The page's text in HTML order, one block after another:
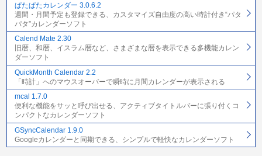
ぱたぱたカレンダー 3.0.6.2
週間・月間予定も登録できる、カスタマイズ自由度の高い時計付き“パタ
パタ”カレンダーソフト
Calend Mate 2.30
旧暦、和暦、イスラム暦など、さまざまな暦を表示できる多機能カレン
ダーソフト
QuickMonth Calendar 2.2
「時計」へのマウスオーバーで瞬時に月間カレンダーが表示される
mcal 1.7.0
便利な機能をサッと呼び出せる、アクティブタイトルバーに張り付くコ
ンパクトなカレンダーソフト
GSyncCalendar 1.9.0
Googleカレンダーと同期できる、シンプルで軽快なカレンダーソフト